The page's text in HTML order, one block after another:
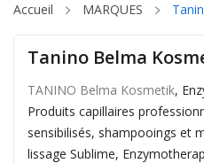
Accueil MARQUES
Tanino Belma
TANINO Belma Kosmetik,
Produits capillaires
sensibilisés, shampooings et
lissage Sublime,